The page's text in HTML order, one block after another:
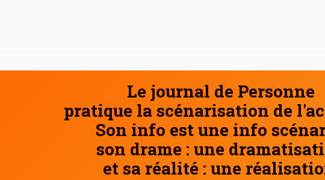
Le journal de Personne
pratique la scénarisation de
Son info est une info
son drame : une
et sa réalité : une